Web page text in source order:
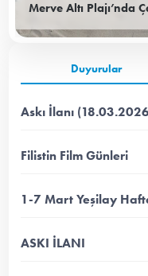
Merve Altı Plajı’nda
Duyurular
Askı İlanı
Filistin Film Günleri
1-7 Mart Yeşilay
ASKI İLANI